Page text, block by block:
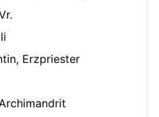
Erzpriester